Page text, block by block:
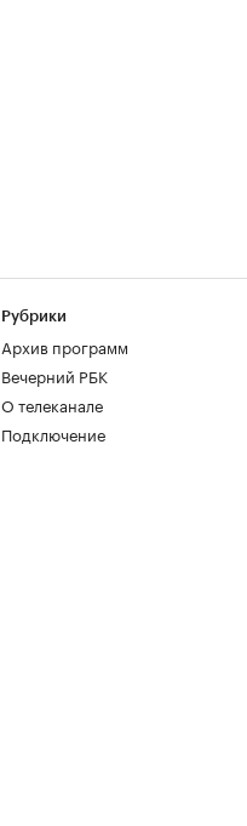
Рубрики
Архив программ
Вечерний РБК
О телеканале
Подключение